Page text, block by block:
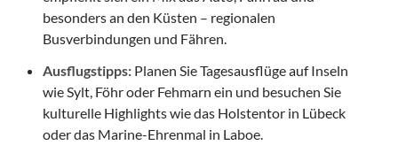
besonders an den Küsten – regionalen
Busverbindungen und Fähren.
Ausflugstipps: Planen Sie Tagesausflüge auf Inseln
wie Sylt, Föhr oder Fehmarn ein und besuchen Sie
kulturelle Highlights wie das Holstentor in Lübeck
oder das Marine-Ehrenmal in Laboe.